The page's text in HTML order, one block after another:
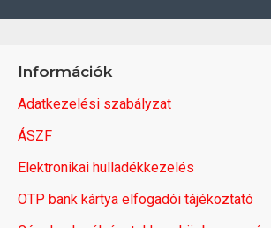
Információk
Adatkezelési szabályzat
ÁSZF
Elektronikai hulladékkezelés
OTP bank kártya elfogadói tájékoztató